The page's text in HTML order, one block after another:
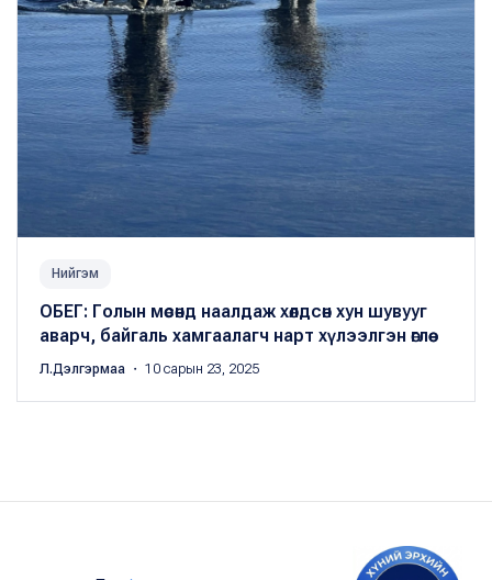
Нийгэм
ОБЕГ: Голын мөсөнд наалдаж хөлдсөн хун шувууг
аварч, байгаль хамгаалагч нарт хүлээлгэн өглөө
Л.Дэлгэрмаа ・ 10 сарын 23, 2025